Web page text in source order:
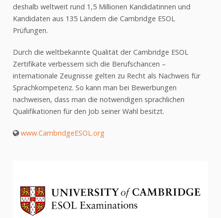
Jugendcoaching
Gymnasium
NaWi-Buster-Klasse
HTL-Kooperationsklasse
Fit4Europe-Klasse
SERVICE
deshalb weltweit rund 1,5 Millionen Kandidatinnen und
Kandidaten aus 135 Ländern die Cambridge ESOL
Prüfungen.
Durch die weltbekannte Qualität der Cambridge ESOL
Zertifikate verbessern sich die Berufschancen –
internationale Zeugnisse gelten zu Recht als Nachweis für
Sprachkompetenz. So kann man bei Bewerbungen
nachweisen, dass man die notwendigen sprachlichen
Qualifikationen für den Job seiner Wahl besitzt.
www.CambridgeESOL.org